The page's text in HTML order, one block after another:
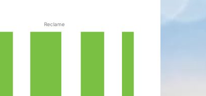
Reclame